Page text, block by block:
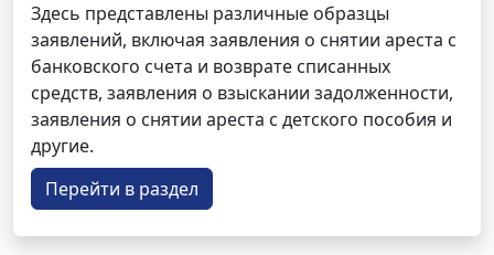
Здесь представлены различные образцы
заявлений, включая заявления о снятии ареста с
банковского счета и возврате списанных
средств, заявления о взыскании задолженности,
заявления о снятии ареста с детского пособия и
другие.
Перейти в раздел